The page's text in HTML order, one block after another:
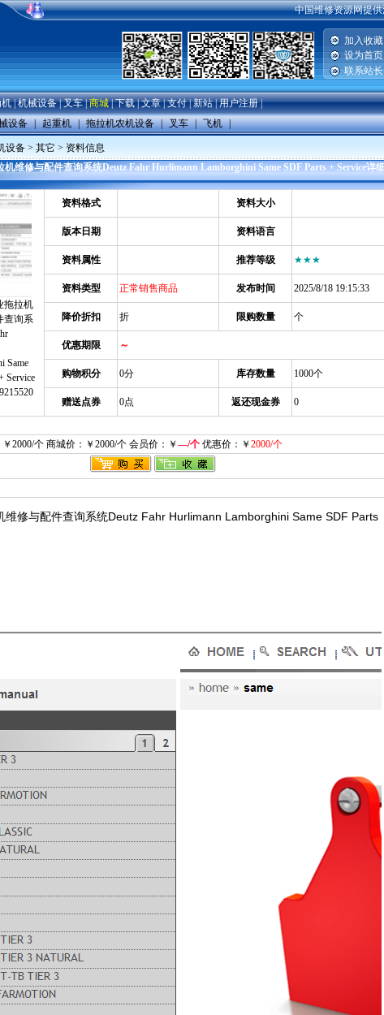
中国维修资源网提供
加入收藏
设为首页
联系站长
|机械设备|叉车|商城|下载|文章|支付|新站|用户注册|
设备 | 起重机 | 拖拉机农机设备 | 叉车 | 飞机 |
设备 > 其它 > 资料信息
机维修与配件查询系统Deutz Fahr Hurlimann Lamborghini Same SDF Parts + Service详细
拖拉机
查询系
Same
Service
资料格式 资料大小
版本日期 资料语言
资料属性 推荐等级 ★★★
资料类型 正常销售商品 发布时间 2025/8/18 19:15:33
降价折扣 折 限购数量 个
优惠期限 ～
购物积分 0分 库存数量 1000个
赠送点券 0点 返还现金券 0
2000/个 商城价：￥2000/个 会员价：￥ —/个 优惠价：￥ 2000/个
维修与配件查询系统Deutz Fahr Hurlimann Lamborghini Same SDF Parts